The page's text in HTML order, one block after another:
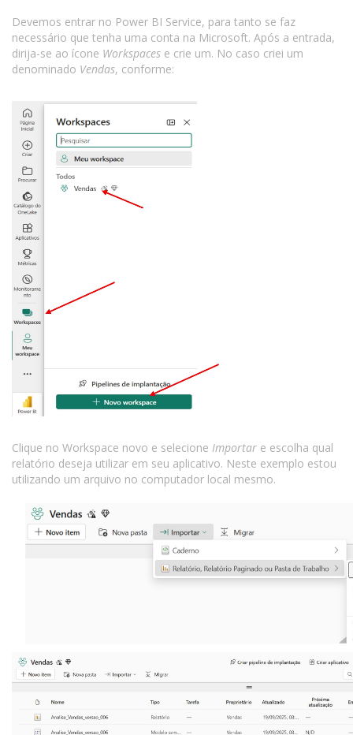
Devemos entrar no Power BI Service, para tanto se faz
necessário que tenha uma conta na Microsoft. Após a entrada,
dirija-se ao ícone Workspaces e crie um. No caso criei um
denominado Vendas, conforme:
Clique no Workspace novo e selecione Importar e escolha qual
relatório deseja utilizar em seu aplicativo. Neste exemplo estou
utilizando um arquivo no computador local mesmo.